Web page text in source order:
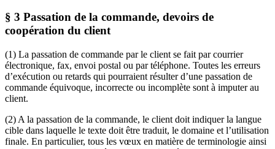
§ 3 Passation de la commande, devoirs de
coopération du client
(1) La passation de commande par le client se fait par courrier
électronique, fax, envoi postal ou par téléphone. Toutes les erreurs
d’exécution ou retards qui pourraient résulter d’une passation de
commande équivoque, incorrecte ou incomplète sont à imputer au
client.
(2) A la passation de la commande, le client doit indiquer la langue
cible dans laquelle le texte doit être traduit, le domaine et l’utilisation
finale. En particulier, tous les vœux en matière de terminologie ainsi